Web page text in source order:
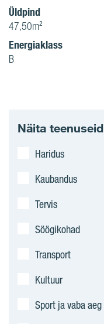
Üldpind
47,50m²
Energiaklass
B
Näita teenuseid
Haridus
Kaubandus
Tervis
Söögikohad
Transport
Kultuur
Sport ja vaba aeg